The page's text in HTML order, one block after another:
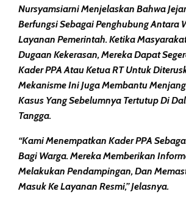
Nursyamsiarni Menjelaskan Bahwa
Berfungsi Sebagai Penghubung Antara
Layanan Pemerintah. Ketika
Dugaan Kekerasan, Mereka Dapat
Kader PPA Atau Ketua RT Untuk
Mekanisme Ini Juga Membantu
Kasus Yang Sebelumnya Tertutup Di
Tangga.
“Kami Menempatkan Kader PPA
Bagi Warga. Mereka Memberikan
Melakukan Pendampingan, Dan
Masuk Ke Layanan Resmi,” Jelasnya.